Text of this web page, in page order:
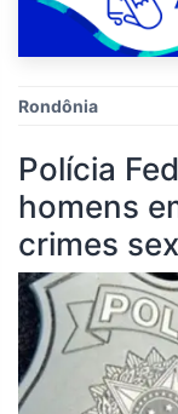
Rondônia
Polícia
homens
crimes